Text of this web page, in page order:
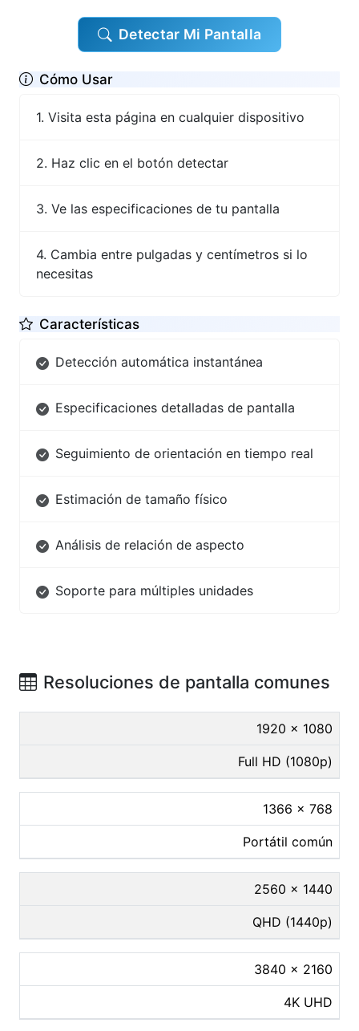
Detectar Mi Pantalla
Cómo Usar
Visita esta página en cualquier dispositivo
Haz clic en el botón detectar
Ve las especificaciones de tu pantalla
Cambia entre pulgadas y centímetros si lo
necesitas
Características
Detección automática instantánea
Especificaciones detalladas de pantalla
Seguimiento de orientación en tiempo real
Estimación de tamaño físico
Análisis de relación de aspecto
Soporte para múltiples unidades
Resoluciones de pantalla comunes
1920 × 1080
Full HD (1080p)
1366 × 768
Portátil común
2560 × 1440
QHD (1440p)
3840 × 2160
4K UHD